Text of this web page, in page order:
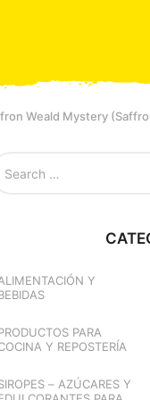
Weald Mystery
Y
PARA
Y REPOSTERÍA
– AZÚCARES Y